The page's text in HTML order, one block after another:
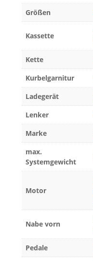
Größen
Kassette
Kette
Kurbelgarnitur
Ladegerät
Lenker
Marke
max.
Systemgewicht
Motor
Nabe vorn
Pedale